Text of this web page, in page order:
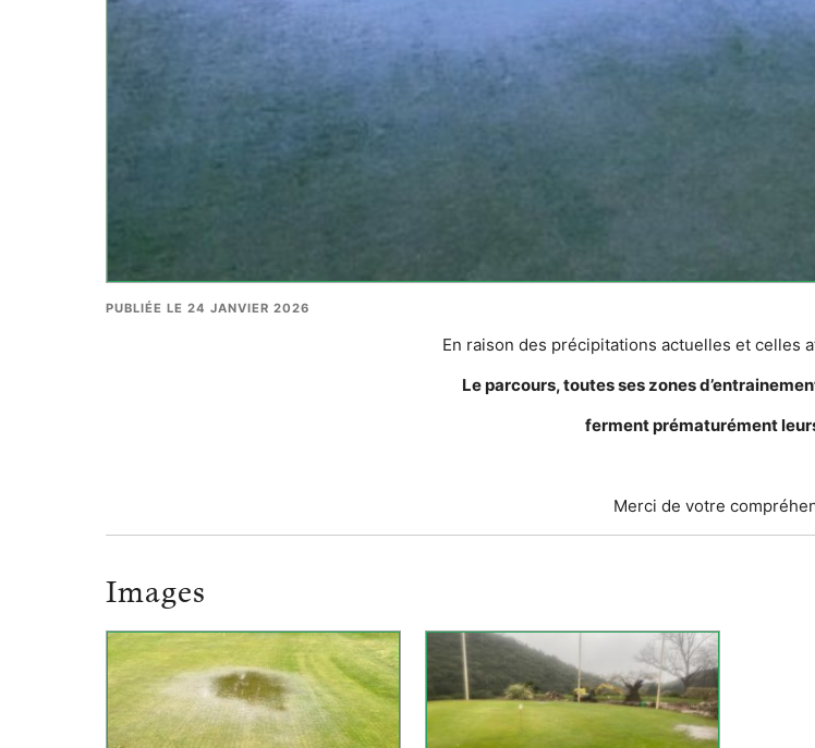
PUBLIÉE LE 24 JANVIER 2026
En raison des précipitations actuelles et celles
Le parcours, toutes ses zones
ferment prématurément
Merci de votre
Images